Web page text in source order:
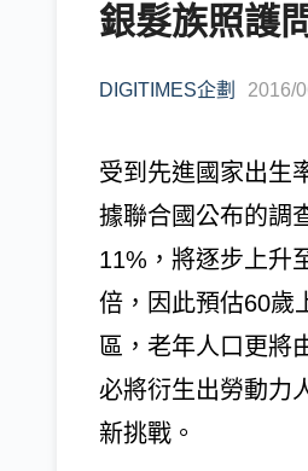
銀髮族照護
DIGITIMES企劃 2016/
受到先進國家出生
據聯合國公布的調
11%，將逐步上升
倍，因此預估60歲
區，老年人口更將
必將衍生出勞動力
新挑戰。